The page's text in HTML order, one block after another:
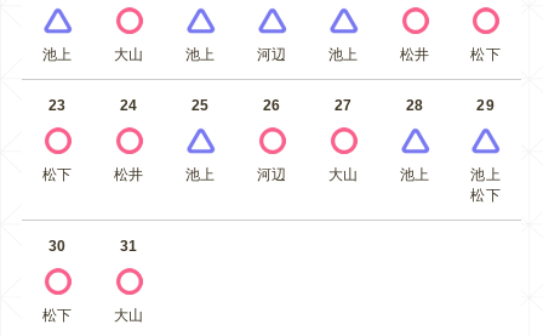
池上 大山 池上 河辺 池上 松井 松下
23
松下
24
松井
25
池上
26
河辺
27
大山
28
池上
29
池上
松下
30
松下
31
大山